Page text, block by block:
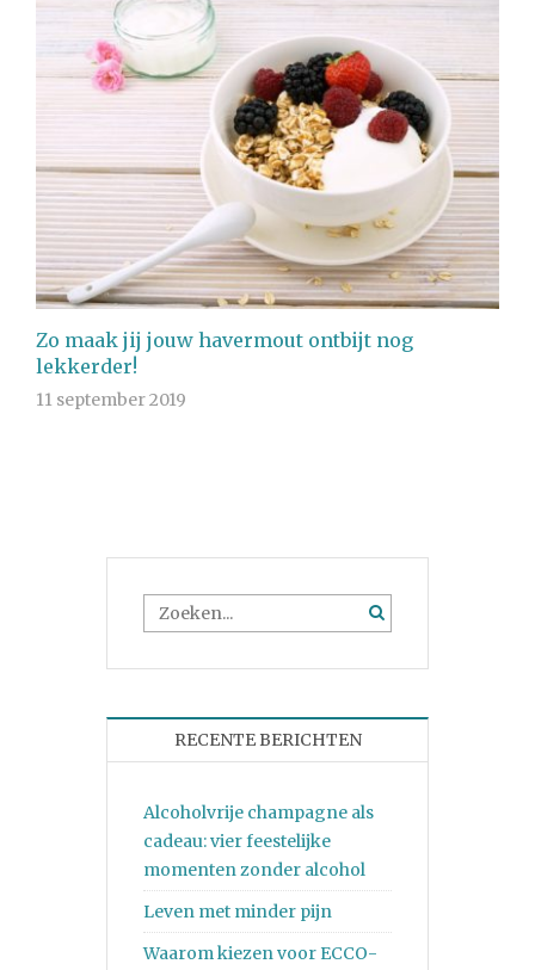
Zo maak jij jouw havermout ontbijt nog
lekkerder!
11 september 2019
RECENTE BERICHTEN
Alcoholvrije champagne als
cadeau: vier feestelijke
momenten zonder alcohol
Leven met minder pijn
Waarom kiezen voor ECCO-